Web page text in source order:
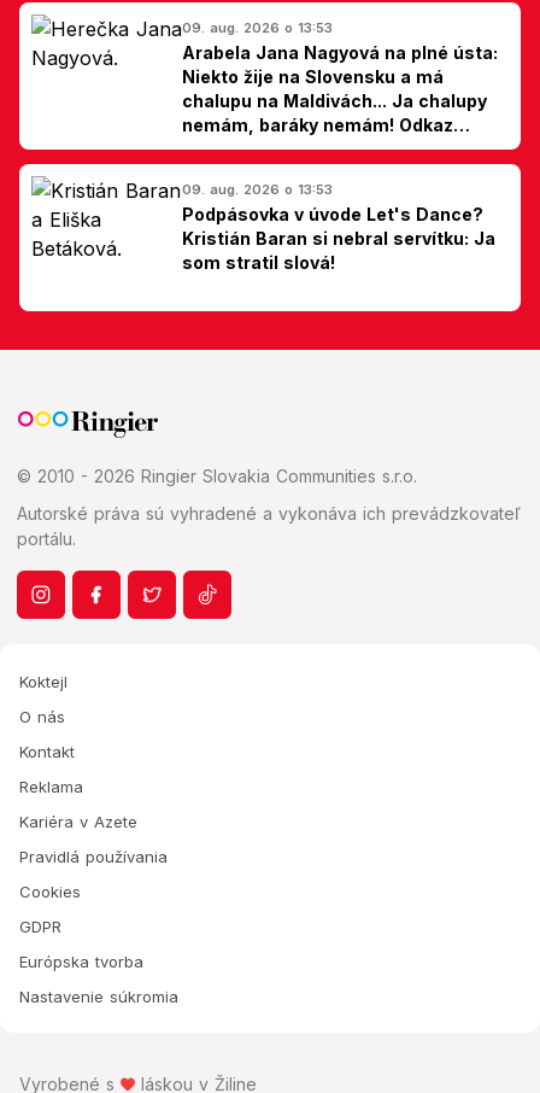
09. aug. 2026 o 13:53
Arabela Jana Nagyová na plné ústa:
Niekto žije na Slovensku a má
chalupu na Maldivách... Ja chalupy
nemám, baráky nemám! Odkaz
Slovákom
09. aug. 2026 o 13:53
Podpásovka v úvode Let's Dance?
Kristián Baran si nebral servítku: Ja
som stratil slová!
© 2010 - 2026 Ringier Slovakia Communities s.r.o.
Autorské práva sú vyhradené a vykonáva ich prevádzkovateľ
portálu.
Koktejl
O nás
Kontakt
Reklama
Kariéra v Azete
Pravidlá používania
Cookies
GDPR
Európska tvorba
Nastavenie súkromia
Vyrobené s láskou v Žiline